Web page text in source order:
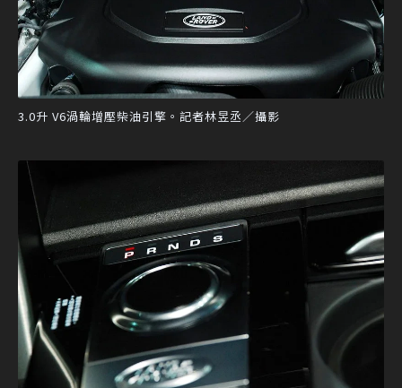
3.0升 V6渦輪增壓柴油引擎。記者林昱丞／攝影